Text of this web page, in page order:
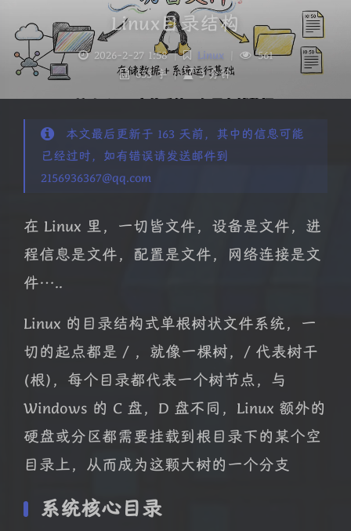
Linux目录结构
2026-2-27 1:58 | Linux
561
653 字 | 3 分钟
本文最后更新于 163 天前，其中的信息可能
已经过时，如有错误请发送邮件到
2156936367@qq.com
在 Linux 里，一切皆文件，设备是文件，进
程信息是文件，配置是文件，网络连接是文
件…..
Linux 的目录结构式单根树状文件系统，一
切的起点都是 / ，就像一棵树，/ 代表树干
(根)，每个目录都代表一个树节点，与
Windows 的 C 盘，D 盘不同，Linux 额外的
硬盘或分区都需要挂载到根目录下的某个空
目录上，从而成为这颗大树的一个分支
系统核心目录